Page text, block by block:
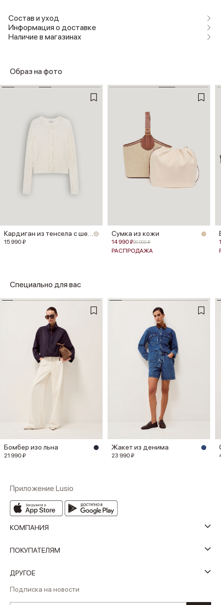
Состав и уход
Информация о доставке
Наличие в магазинах
Образ на фото
Кардиган из тенсела с шелком
15 990 ₽
Сумка из кожи
14 990 ₽29 990 ₽
РАСПРОДАЖА
Специально для вас
Бомбер изо льна
21 990 ₽
Жакет из денима
23 990 ₽
Приложение Lusio
КОМПАНИЯ
ПОКУПАТЕЛЯМ
ДРУГОЕ
Подписка на новости